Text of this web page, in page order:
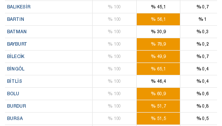
BALIKESIR %100 % 45,1 %0,7
BARTIN %100 % 56,1 %1
BATMAN %100 % 30,9 %0,3
BAYBURT %100 % 78,9 %0,2
BILECIK %100 % 49,9 %0,7
BINGÖL %100 % 65,1 %0,4
BITLIS %100 % 46,4 %0,4
BOLU %100 % 60,9 %0,6
BURDUR %100 % 51,7 %0,8
BURSA %100 % 51,5 %0,5